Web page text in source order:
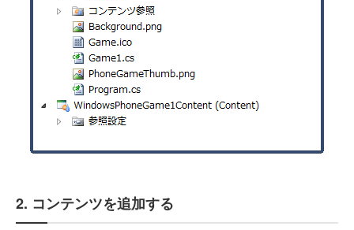
2. コンテンツを追加する